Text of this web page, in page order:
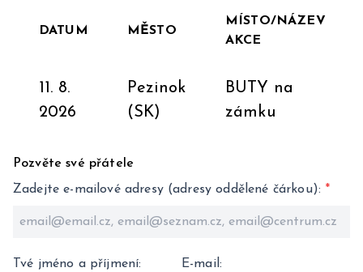
DATUM MĚSTO
MÍSTO/NÁZEV
AKCE
11. 8.
2026
Pezinok
(SK)
BUTY na
zámku
Pozvěte své přátele
Zadejte e-mailové adresy (adresy oddělené čárkou): *
Tvé jméno a příjmení: E-mail :